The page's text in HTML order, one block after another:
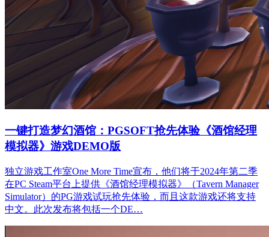
一键打造梦幻酒馆：PGSOFT抢先体验《酒馆经理
模拟器》游戏DEMO版
独立游戏工作室One More Time宣布，他们将于2024年第二季
在PC Steam平台上提供《酒馆经理模拟器》（Tavern Manager
Simulator）的PG游戏试玩抢先体验，而且这款游戏还将支持
中文。此次发布将包括一个DE…